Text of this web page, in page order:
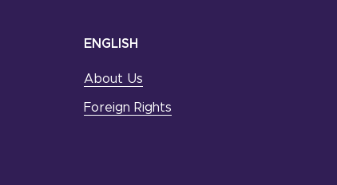
ENGLISH
About Us
Foreign Rights